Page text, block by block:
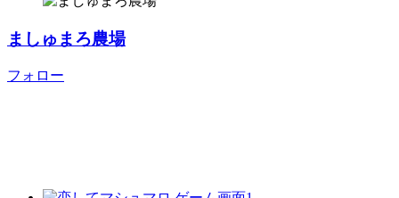
ましゅまろ農場
フォロー